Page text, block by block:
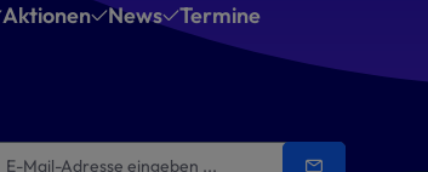
Aktionen News Termine